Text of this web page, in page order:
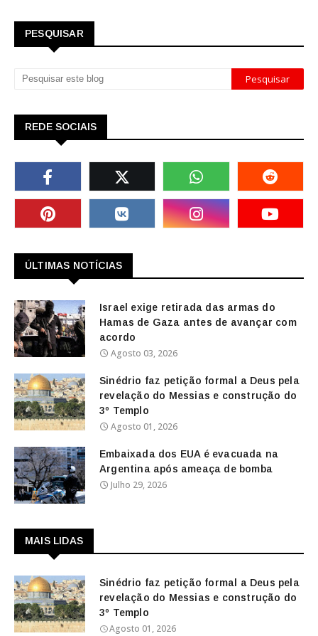
PESQUISAR
REDE SOCIAIS
ÚLTIMAS NOTÍCIAS
Israel exige retirada das armas do
Hamas de Gaza antes de avançar com
acordo
Agosto 03, 2026
Sinédrio faz petição formal a Deus pela
revelação do Messias e construção do
3º Templo
Agosto 01, 2026
Embaixada dos EUA é evacuada na
Argentina após ameaça de bomba
Julho 29, 2026
MAIS LIDAS
Sinédrio faz petição formal a Deus pela
revelação do Messias e construção do
3º Templo
Agosto 01, 2026